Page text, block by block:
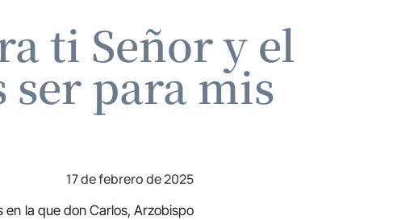
ti Señor y el
para mis
17 de febrero de 2025
en la que don Carlos, Arzobispo